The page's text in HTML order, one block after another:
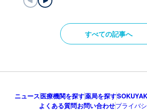
すべての記事へ
ニュース医療機関を探す薬局を探す
よくある質問お問い合わせプライバ